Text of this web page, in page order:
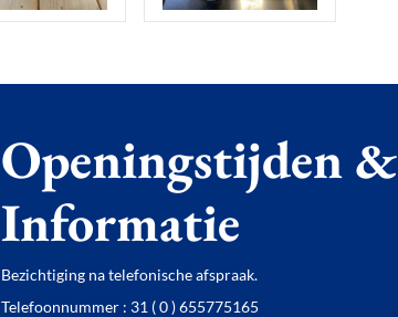
Openingstijden &
Informatie
Bezichtiging na telefonische afspraak.
Telefoonnummer : 31 ( 0 ) 655775165